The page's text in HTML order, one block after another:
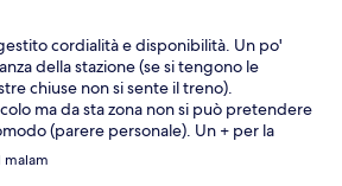
cordialità e disponibilità. Un po'
della stazione (se si tengono le
chiuse non si sente il treno).
ma da sta zona non si può pretendere
(parere personale). Un + per la
ci ha servito è proprio preciso e
ma il croissant bocciato troppo secco.
malam